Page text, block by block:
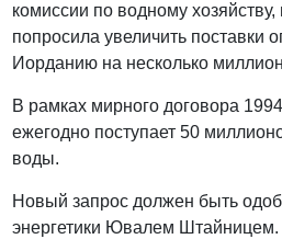
комиссии по водному
попросила увеличить поставки
Иорданию на несколько
В рамках мирного договора
ежегодно поступает 50
воды.
Новый запрос должен быть
энергетики Ювалем Штайницем.